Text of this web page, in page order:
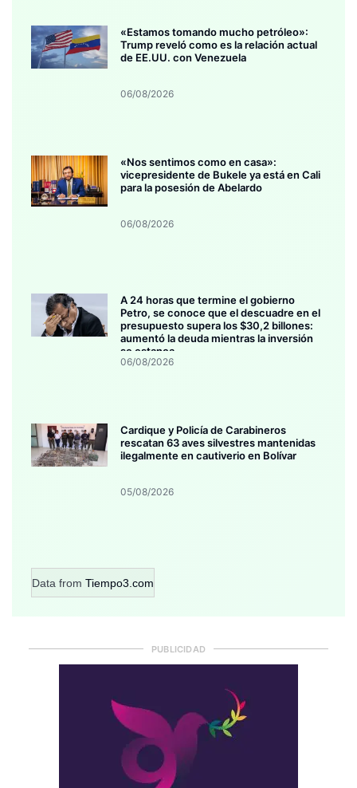
«Estamos tomando mucho petróleo»:
Trump reveló como es la relación actual
de EE.UU. con Venezuela
06/08/2026
«Nos sentimos como en casa»:
vicepresidente de Bukele ya está en Cali
para la posesión de Abelardo
06/08/2026
A 24 horas que termine el gobierno
Petro, se conoce que el descuadre en el
presupuesto supera los $30,2 billones:
aumentó la deuda mientras la inversión
se estanca
06/08/2026
Cardique y Policía de Carabineros
rescatan 63 aves silvestres mantenidas
ilegalmente en cautiverio en Bolívar
05/08/2026
Data from Tiempo3.com
PUBLICIDAD